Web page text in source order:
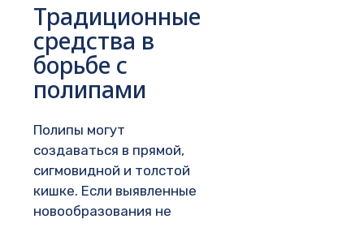
Традиционные
средства в
борьбе с
полипами
Полипы могут
создаваться в прямой,
сигмовидной и толстой
кишке. Если выявленные
новообразования не